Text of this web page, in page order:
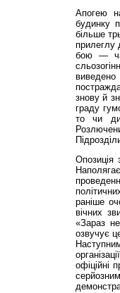
Апогею
будинку
більше
прилеглу
бою —
виведено
знову й
граду
то чи
Опозиція
раніше
вічних
«Зараз
озвучує
офіційні